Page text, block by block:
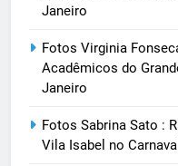
Janeiro
Fotos Virginia
Acadêmicos do
Janeiro
Fotos Sabrina Sato :
Vila Isabel no